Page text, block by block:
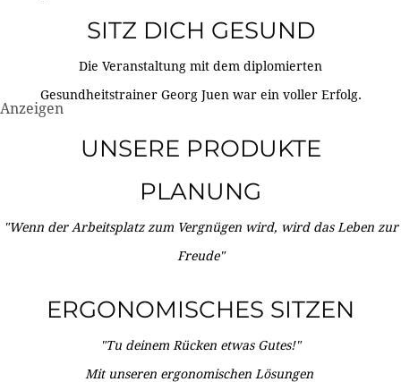
SITZ DICH GESUND
Die Veranstaltung mit dem diplomierten
Gesundheitstrainer Georg Juen war ein voller Erfolg.
Anzeigen
UNSERE PRODUKTE
PLANUNG
"Wenn der Arbeitsplatz zum Vergnügen wird, wird das Leben zur
Freude"
ERGONOMISCHES SITZEN
"Tu deinem Rücken etwas Gutes!"
Mit unseren ergonomischen Lösungen